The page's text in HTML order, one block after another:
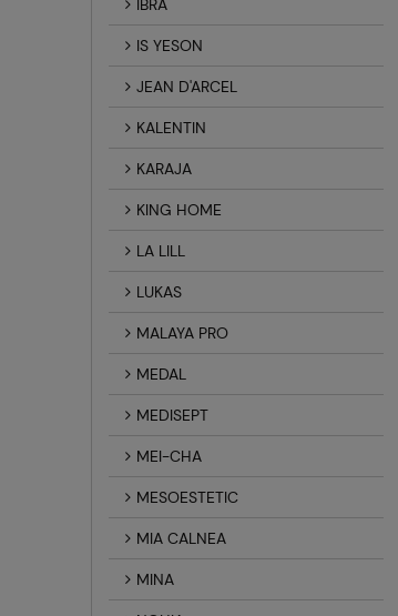
IBRA
IS YESON
JEAN D'ARCEL
KALENTIN
KARAJA
KING HOME
LA LILL
LUKAS
MALAYA PRO
MEDAL
MEDISEPT
MEI-CHA
MESOESTETIC
MIA CALNEA
MINA